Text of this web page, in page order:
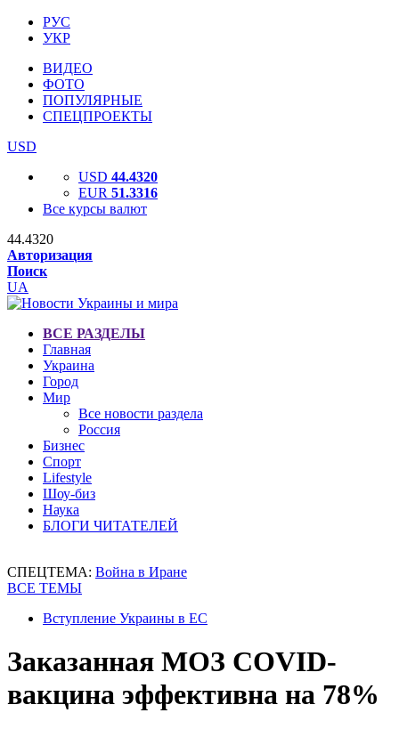
РУС
УКР
ВИДЕО
ФОТО
ПОПУЛЯРНЫЕ
СПЕЦПРОЕКТЫ
USD
USD 44.4320
EUR 51.3316
Все курсы валют
44.4320
Авторизация
Поиск
UA
ВСЕ РАЗДЕЛЫ
Главная
Украина
Город
Мир
Все новости раздела
Россия
Бизнес
Спорт
Lifestyle
Шоу-биз
Наука
БЛОГИ ЧИТАТЕЛЕЙ
СПЕЦТЕМА: Война в Иране
ВСЕ ТЕМЫ
Вступление Украины в ЕС
Заказанная МОЗ COVID-
вакцина эффективна на 78%